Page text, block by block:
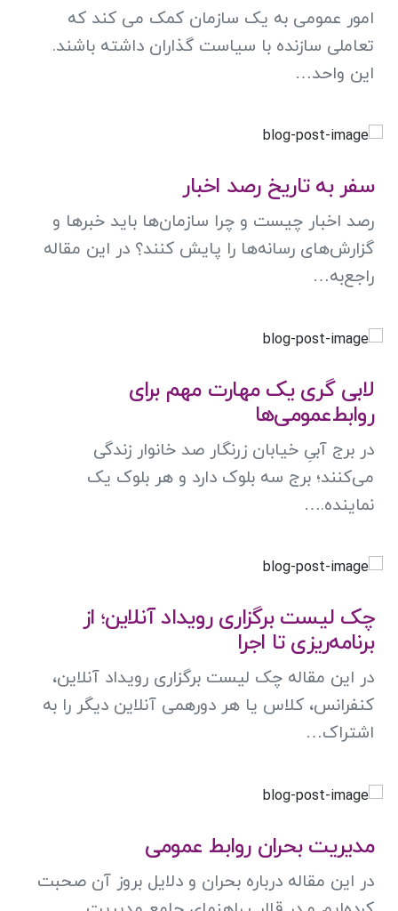
امور عمومی به یک سازمان کمک می کند که
تعاملی سازنده با سیاست گذاران داشته باشند.
این واحد…
سفر به تاریخ رصد اخبار
رصد اخبار چیست و چرا سازمان‌ها باید خبرها و
گزارش‌های رسانه‌ها را پایش کنند؟ در این مقاله
راجع‌به…
لابی گری یک مهارت مهم برای
روابط‌عمومی‌ها
در برج آبیِ خیابان زرنگار صد خانوار زندگی
می‌کنند؛ برج سه بلوک دارد و هر بلوک یک
نماینده.…
چک لیست برگزاری رویداد آنلاین؛ از
برنامه‌ریزی تا اجرا
در این مقاله چک لیست برگزاری رویداد آنلاین،
کنفرانس، کلاس یا هر دورهمی آنلاین دیگر را به
اشتراک…
مدیریت بحران روابط عمومی
در این مقاله درباره بحران و دلایل بروز آن صحبت